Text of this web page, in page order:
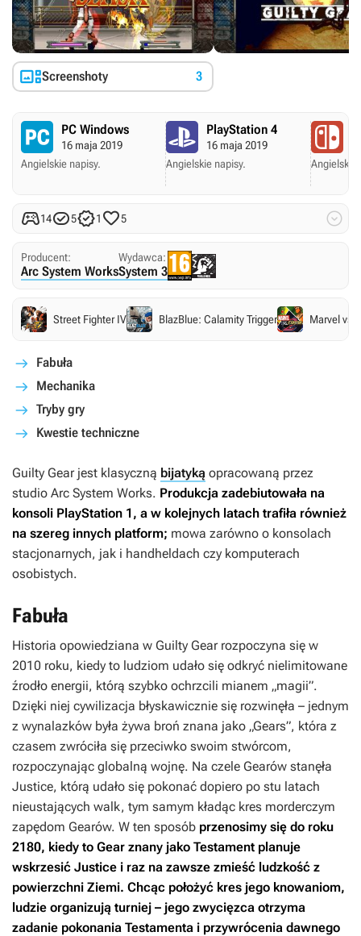
Screenshoty 3
PC Windows
16 maja 2019
Angielskie napisy.
PlayStation 4
16 maja 2019
Angielskie napisy.
Angielskie
1451 5 
Producent:
Arc System Works
Wydawca:
System 3
Street Fighter IV BlazBlue: Calamity Trigger Marvel vs.
Fabuła
Mechanika
Tryby gry
Kwestie techniczne
Guilty Gearjest klasyczną bijatyką opracowaną przez
studio Arc System Works. Produkcja zadebiutowała na
konsoli PlayStation 1, a w kolejnych latach trafiła również
na szereg innych platform; mowa zarówno o konsolach
stacjonarnych, jak i handheldach czy komputerach
osobistych.
Fabuła
Historia opowiedziana w Guilty Gearrozpoczyna się w
2010 roku, kiedy to ludziom udało się odkryć nielimitowane
źrodło energii, którą szybko ochrzcili mianem „magii”.
Dzięki niej cywilizacja błyskawicznie się rozwinęła – jednym
z wynalazków była żywa broń znana jako „Gears”, która z
czasem zwróciła się przeciwko swoim stwórcom,
rozpoczynając globalną wojnę. Na czele Gearów stanęła
Justice, którą udało się pokonać dopiero po stu latach
nieustających walk, tym samym kładąc kres morderczym
zapędom Gearów. W ten sposób przenosimy się do roku
2180, kiedy to Gear znany jako Testament planuje
wskrzesić Justice i raz na zawsze zmieść ludzkość z
powierzchni Ziemi. Chcąc położyć kres jego knowaniom,
ludzie organizują turniej – jego zwycięzca otrzyma
zadanie pokonania Testamenta i przywrócenia dawnego